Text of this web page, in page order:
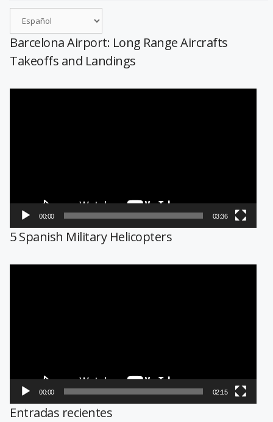
Barcelona Airport: Long Range Aircrafts
Takeoffs and Landings
00:00 03:36
5 Spanish Military Helicopters
00:00 02:15
Entradas recientes